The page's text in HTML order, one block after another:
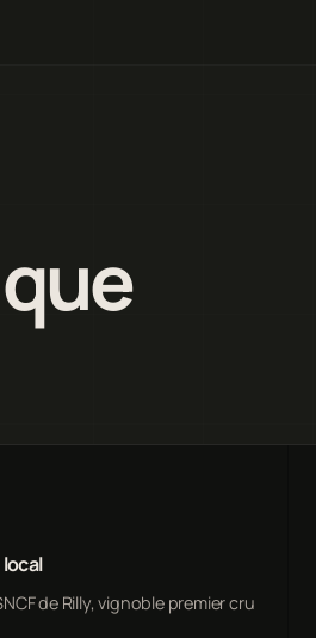
de Rilly, vignoble premier cru